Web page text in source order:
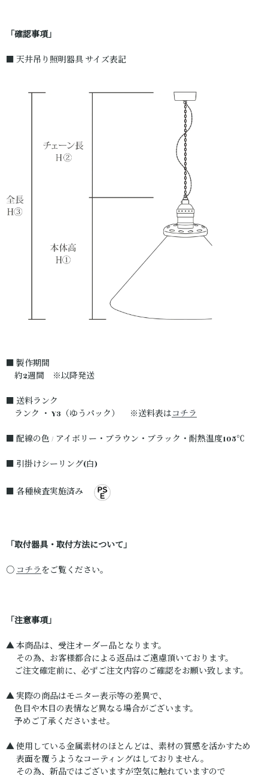
「確認事項」
■ 天井吊り照明器具 サイズ表記
■ 製作期間
約2週間 ※以降発送
■ 送料ランク
ランク ・ Y3（ゆうパック） ※送料表はコチラ
■ 配線の色 / アイボリー・ブラウン・ブラック・耐熱温度105℃
■ 引掛けシーリング(白)
■ 各種検査実施済み
「取付器具・取付方法について」
○コチラをご覧ください。
「注意事項」
▲ 本商品は、受注オーダー品となります。
その為、お客様都合による返品はご遠慮頂いております。
ご注文確定前に、必ずご注文内容のご確認をお願い致します。
▲ 実際の商品はモニター表示等の差異で、
色目や木目の表情など異なる場合がございます。
予めご了承くださいませ。
▲ 使用している金属素材のほとんどは、素材の質感を活かすため
表面を覆うようなコーティングはしておりません。
その為、新品ではございますが空気に触れていますので